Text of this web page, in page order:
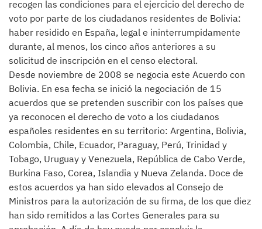
recogen las condiciones para el ejercicio del derecho de
voto por parte de los ciudadanos residentes de Bolivia:
haber residido en España, legal e ininterrumpidamente
durante, al menos, los cinco años anteriores a su
solicitud de inscripción en el censo electoral.
Desde noviembre de 2008 se negocia este Acuerdo con
Bolivia. En esa fecha se inició la negociación de 15
acuerdos que se pretenden suscribir con los países que
ya reconocen el derecho de voto a los ciudadanos
españoles residentes en su territorio: Argentina, Bolivia,
Colombia, Chile, Ecuador, Paraguay, Perú, Trinidad y
Tobago, Uruguay y Venezuela, República de Cabo Verde,
Burkina Faso, Corea, Islandia y Nueva Zelanda. Doce de
estos acuerdos ya han sido elevados al Consejo de
Ministros para la autorización de su firma, de los que diez
han sido remitidos a las Cortes Generales para su